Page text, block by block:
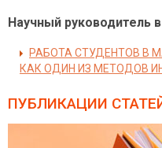
Научный руководитель
РАБОТА СТУДЕНТОВ В
КАК ОДИН ИЗ МЕТОДОВ
ПУБЛИКАЦИИ